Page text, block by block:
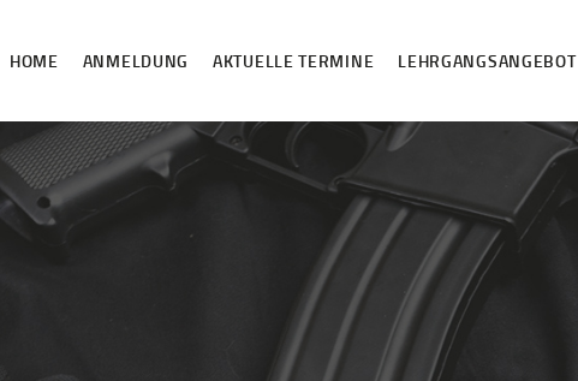
HOME ANMELDUNG AKTUELLE TERMINE LEHRGANGSANGEBOT
AKTUELLE
TERMINE
LEHRGANGSANGE